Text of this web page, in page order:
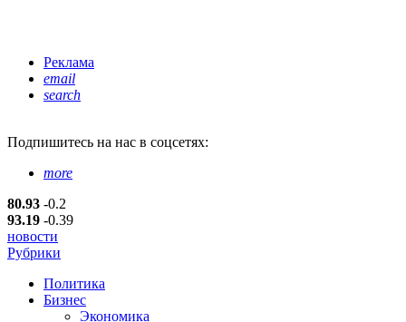
Реклама
email
search
Подпишитесь на нас в соцсетях:
more
80.93 -0.2
93.19 -0.39
новости
Рубрики
Политика
Бизнес
Экономика